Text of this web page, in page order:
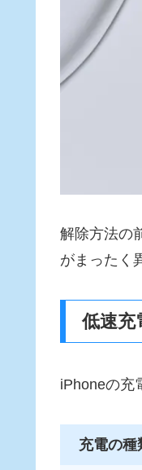
解除方法の
がまったく
低速充
iPhoneの充
充電の種